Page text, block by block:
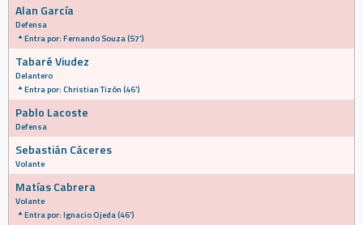
Alan García
Defensa
Entra por: Fernando Souza (57')
Tabaré Viudez
Delantero
Entra por: Christian Tizón (46')
Pablo Lacoste
Defensa
Sebastián Cáceres
Volante
Matías Cabrera
Volante
Entra por: Ignacio Ojeda (46')